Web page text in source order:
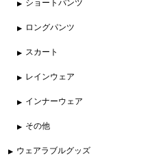
ショートパンツ
ロングパンツ
スカート
レインウェア
インナーウェア
その他
ウェアラブルグッズ